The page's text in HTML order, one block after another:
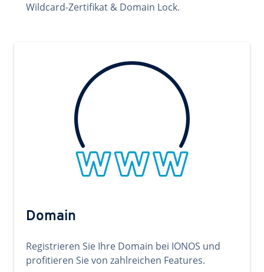
Wildcard-Zertifikat & Domain Lock.
Domain
Registrieren Sie Ihre Domain bei IONOS und
profitieren Sie von zahlreichen Features.